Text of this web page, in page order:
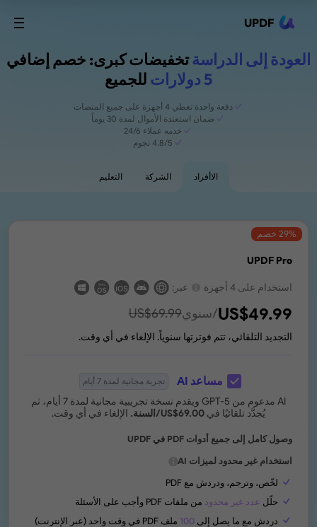
UPDF
العودة إلى الدراسةتخفيضات كبرى: خصم إضافي
5 دولارات
للجميع
دفعة واحدة تغطي 4 أجهزة على جميع المنصات
ضمان استعتدة الأموال لمدة 30 يوماً
خدمه عملاء 24/6
4.8/5 نجوم
الاأفراد الشركة التعليم
UPDF Pro
29% خصم
استخدام على 4 أجهزة عبر:
US$49.99 /سنوي US$69.99
التجديد التلقائي، تتم فوترتها سنوياً. الإلغاء في أي وقت.
مساعد AI تجربة مجانية لمدة 7 أيام
AI مدعوم من GPT-5 ويقدم نسخة تجريبية مجانية لمدة 7 أيام، ثم
يُجدَّد تلقائيًا في
US$69.00 /السنة. الإلغاء في أي وقت.
وصول كامل إلى جميع أدوات PDF في UPDF
استخدام غير محدود لميزات AI
لخّص، وترجم، ودردش مع PDF
حلّل عدد غير محدود من ملفات PDF وأجب على الأسئلة
دردش مع ما يصل إلى100 ملف PDF في وقت واحد (عبر الإنترنت)